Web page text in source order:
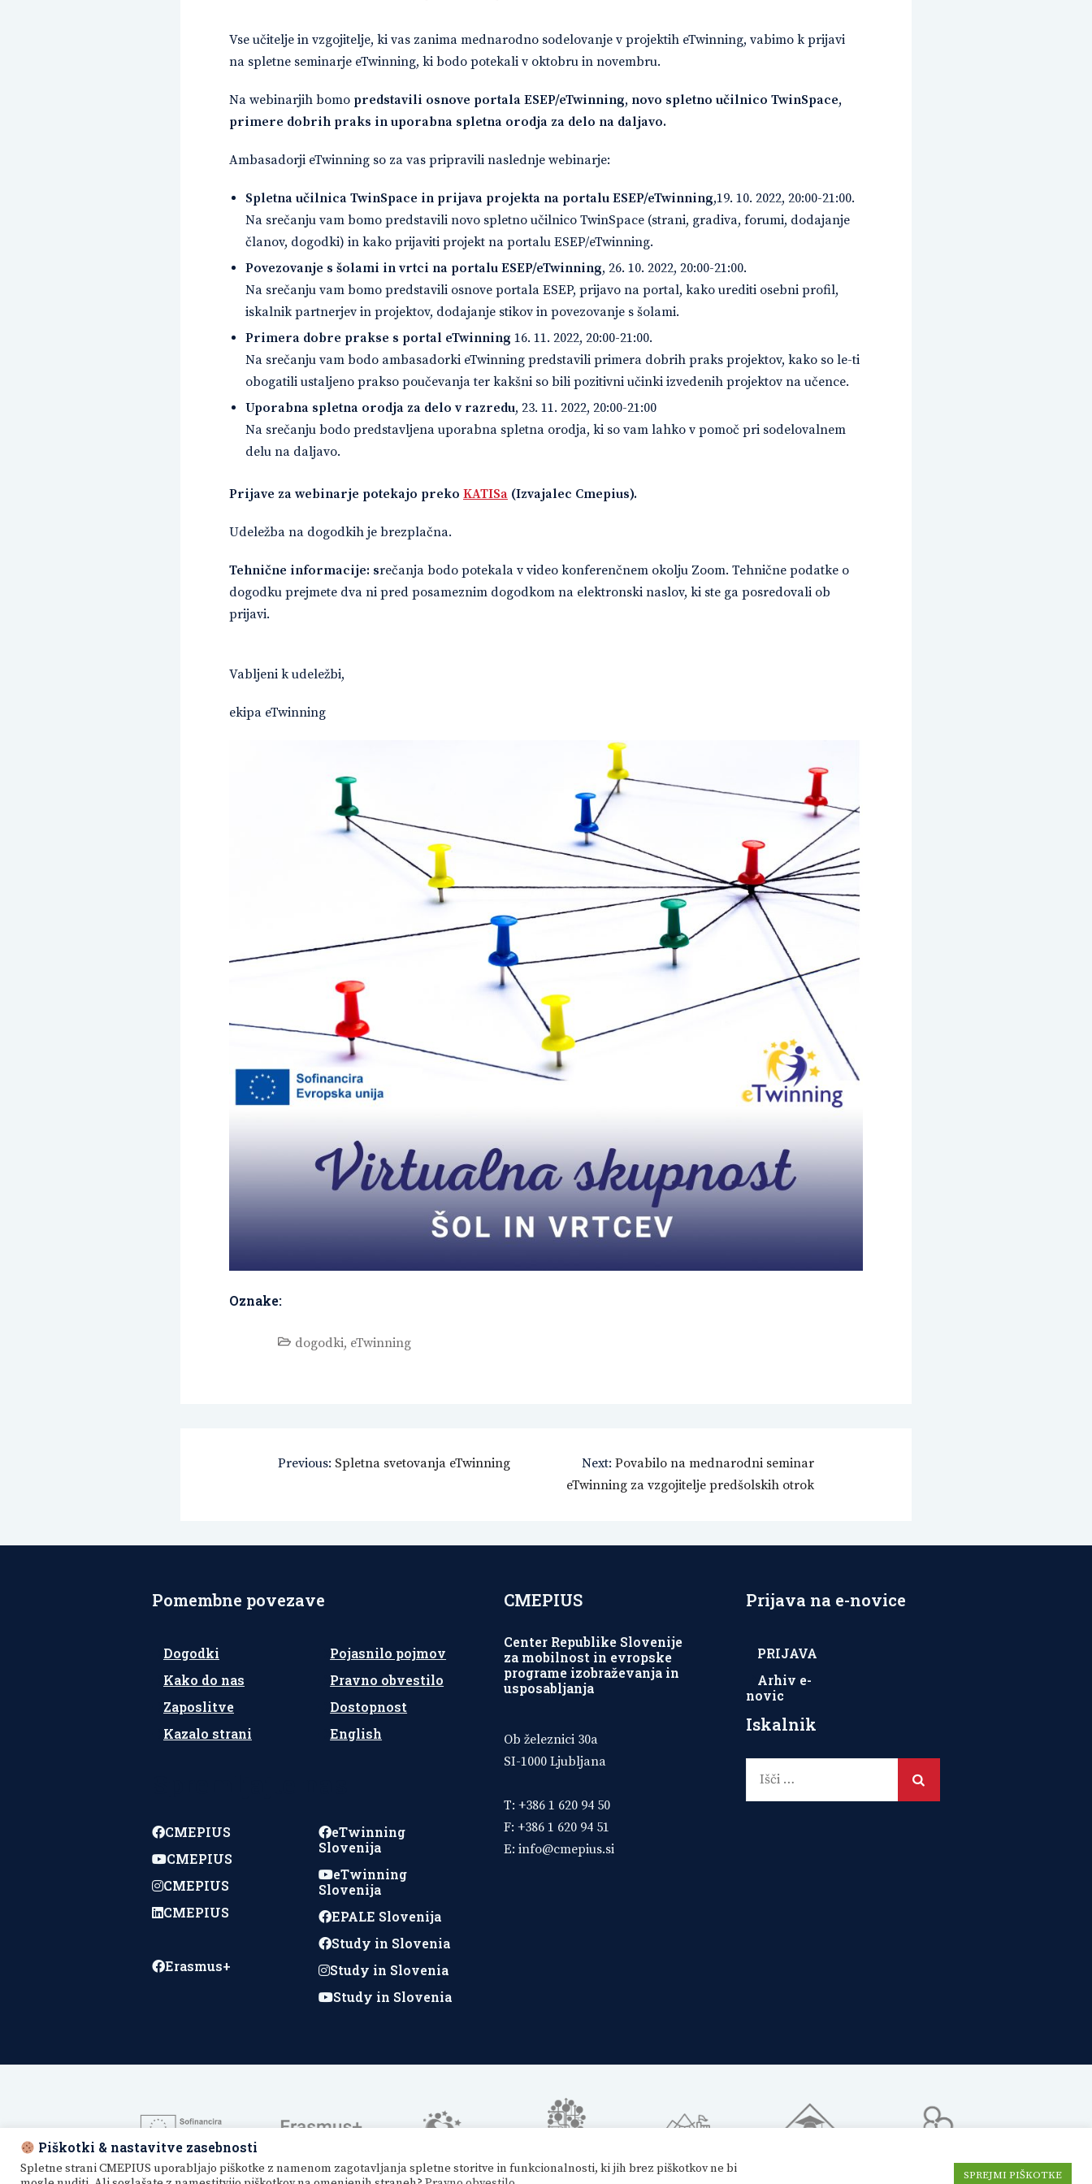
Vse učitelje in vzgojitelje, ki vas zanima mednarodno sodelovanje v projektih eTwinning, vabimo k prijavi
na spletne seminarje eTwinning, ki bodo potekali v oktobru in novembru.
Na webinarjih bomo predstavili osnove portala ESEP/eTwinning, novo spletno učilnico TwinSpace,
primere dobrih praks in uporabna spletna orodja za delo na daljavo.
Ambasadorji eTwinning so za vas pripravili naslednje webinarje:
Spletna učilnica TwinSpace in prijava projekta na portalu ESEP/eTwinning,19. 10. 2022, 20:00-21:00.
Na srečanju vam bomo predstavili novo spletno učilnico TwinSpace (strani, gradiva, forumi, dodajanje
članov, dogodki) in kako prijaviti projekt na portalu ESEP/eTwinning.
Povezovanje s šolami in vrtci na portalu ESEP/eTwinning, 26. 10. 2022, 20:00-21:00.
Na srečanju vam bomo predstavili osnove portala ESEP, prijavo na portal, kako urediti osebni profil,
iskalnik partnerjev in projektov, dodajanje stikov in povezovanje s šolami.
Primera dobre prakse s portal eTwinning 16. 11. 2022, 20:00-21:00.
Na srečanju vam bodo ambasadorki eTwinning predstavili primera dobrih praks projektov, kako so le-ti
obogatili ustaljeno prakso poučevanja ter kakšni so bili pozitivni učinki izvedenih projektov na učence.
Uporabna spletna orodja za delo v razredu, 23. 11. 2022, 20:00-21:00
Na srečanju bodo predstavljena uporabna spletna orodja, ki so vam lahko v pomoč pri sodelovalnem
delu na daljavo.
Prijave za webinarje potekajo preko KATISa (Izvajalec Cmepius).
Udeležba na dogodkih je brezplačna.
Tehnične informacije: srečanja bodo potekala v video konferenčnem okolju Zoom. Tehnične podatke o
dogodku prejmete dva ni pred posameznim dogodkom na elektronski naslov, ki ste ga posredovali ob
prijavi.
Vabljeni k udeležbi,
ekipa eTwinning
Oznake:
dogodki, eTwinning
Navigacija
Previous: Spletna svetovanja eTwinning Next: Povabilo na mednarodni seminar
eTwinning za vzgojitelje predšolskih otrok
Pomembne povezave
Dogodki
Kako do nas
Zaposlitve
Kazalo strani
Pojasnilo pojmov
Pravno obvestilo
Dostopnost
English
CMEPIUS
CMEPIUS
CMEPIUS
CMEPIUS
Erasmus+
eTwinning
Slovenija
eTwinning
Slovenija
EPALE Slovenija
Study in Slovenia
Study in Slovenia
Study in Slovenia
CMEPIUS
Center Republike Slovenije
za mobilnost in evropske
programe izobraževanja in
usposabljanja
Ob železnici 30a
SI-1000 Ljubljana
T: +386 1 620 94 50
F: +386 1 620 94 51
E: info@cmepius.si
Prijava na e-novice
PRIJAVA
Arhiv e-
novic
Iskalnik
Piškotki & nastavitve zasebnosti
Spletne strani CMEPIUS uporabljajo piškotke z namenom zagotavljanja spletne storitve in funkcionalnosti, ki jih brez piškotkov ne bi
SPREJMI PIŠKOTKE